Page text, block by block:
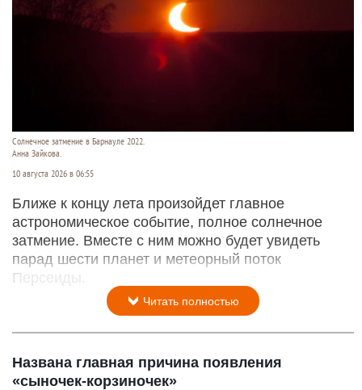
Солнечное затмение в Барнауле 2022.
Анна Зайкова.
10 августа 2026 в 06:55
Ближе к концу лета произойдет главное
астрономическое событие, полное солнечное
затмение. Вместе с ним можно будет увидеть
парад шести планет и метеорный поток
Персеиды.
Читать полностью
Названа главная причина появления
«сыночек-корзиночек»